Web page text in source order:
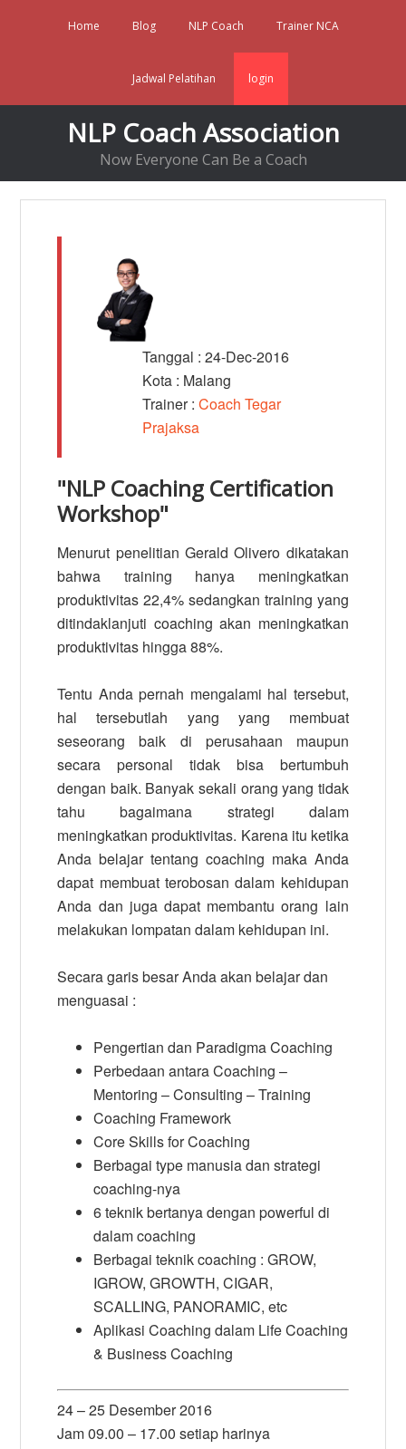
Home Blog NLP Coach Trainer NCA
Jadwal Pelatihan login
NLP Coach Association
Now Everyone Can Be a Coach
Tanggal : 24-Dec-2016
Kota : Malang
Trainer :Coach Tegar
Prajaksa
"NLP Coaching Certification
Workshop"
Menurut penelitian Gerald Olivero dikatakan
bahwa training hanya meningkatkan
produktivitas 22,4% sedangkan training yang
ditindaklanjuti coaching akan meningkatkan
produktivitas hingga 88%.
Tentu Anda pernah mengalami hal tersebut,
hal tersebutlah yang yang membuat
seseorang baik di perusahaan maupun
secara personal tidak bisa bertumbuh
dengan baik. Banyak sekali orang yang tidak
tahu bagaimana strategi dalam
meningkatkan produktivitas. Karena itu ketika
Anda belajar tentang coaching maka Anda
dapat membuat terobosan dalam kehidupan
Anda dan juga dapat membantu orang lain
melakukan lompatan dalam kehidupan ini.
Secara garis besar Anda akan belajar dan
menguasai :
Pengertian dan Paradigma Coaching
Perbedaan antara Coaching –
Mentoring – Consulting – Training
Coaching Framework
Core Skills for Coaching
Berbagai type manusia dan strategi
coaching-nya
6 teknik bertanya dengan powerful di
dalam coaching
Berbagai teknik coaching : GROW,
IGROW, GROWTH, CIGAR,
SCALLING, PANORAMIC, etc
Aplikasi Coaching dalam Life Coaching
& Business Coaching
24 – 25 Desember 2016
Jam 09.00 – 17.00 setiap harinya